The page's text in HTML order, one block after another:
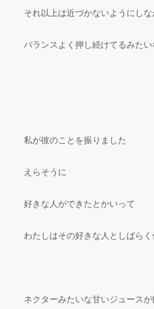
それ以上は近づかないようにしな
バランスよく押し続けてるみたい
私が彼のことを振りました
えらそうに
好きな人ができたとかいって
わたしはその好きな人としばら
ネクターみたいな甘いジュースが